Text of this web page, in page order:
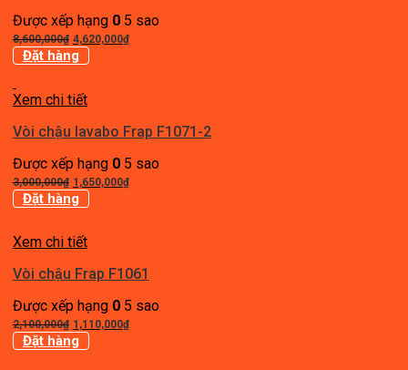
Được xếp hạng 05 sao
8,600,000₫ Giá
gốc
8,600,000₫.
4,620,000₫Giá
Đặt hàng
Xem chi tiết
Vòi chậu lavabo Frap F1071-2
Được xếp hạng 05 sao
3,000,000₫ Giá
gốc
3,000,000₫.
1,650,000₫Giá
Đặt hàng
Xem chi tiết
Vòi chậu Frap F1061
Được xếp hạng 05 sao
2,100,000₫ Giá
gốc
1,110,000₫Giá
Đặt hàng